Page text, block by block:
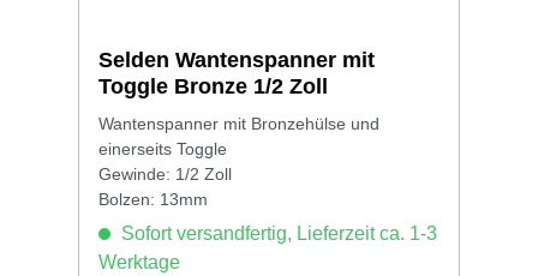
Selden Wantenspanner mit
Toggle Bronze 1/2 Zoll
Wantenspanner mit Bronzehülse und
einerseits Toggle
Gewinde: 1/2 Zoll
Bolzen: 13mm
Sofort versandfertig, Lieferzeit ca. 1-3
Werktage